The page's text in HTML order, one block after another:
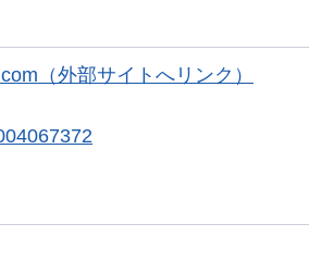
（外部サイトへリンク）